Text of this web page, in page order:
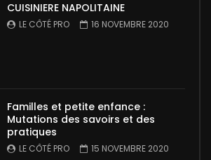
CUISINIERE NAPOLITAINE
LE CÔTÉ PRO 16 NOVEMBRE 2020
Familles et petite enfance :
Mutations des savoirs et des
pratiques
LE CÔTÉ PRO 15 NOVEMBRE 2020